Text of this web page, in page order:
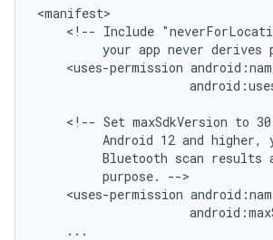
<!-- Include
your app never derives
<uses-permission
<!-- Set maxSdkVersion to 30
Android 12 and higher,
Bluetooth scan results
purpose.
<uses-permission
...